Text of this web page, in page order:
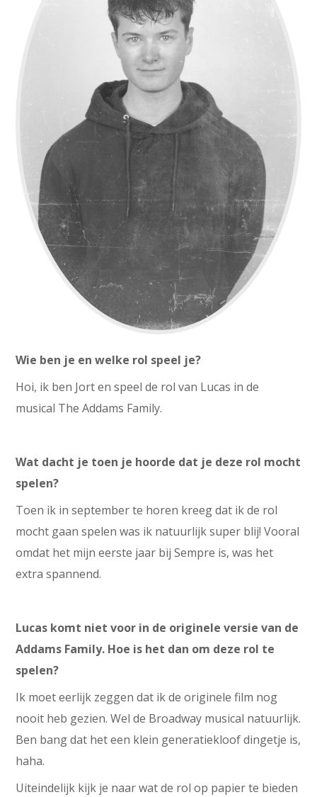
Wie ben je en welke rol speel je?
Hoi, ik ben Jort en speel de rol van Lucas in de
musical The Addams Family.
Wat dacht je toen je hoorde dat je deze rol mocht
spelen?
Toen ik in september te horen kreeg dat ik de rol
mocht gaan spelen was ik natuurlijk super blij! Vooral
omdat het mijn eerste jaar bij Sempre is, was het
extra spannend.
Lucas komt niet voor in de originele versie van de
Addams Family. Hoe is het dan om deze rol te
spelen?
Ik moet eerlijk zeggen dat ik de originele film nog
nooit heb gezien. Wel de Broadway musical natuurlijk.
Ben bang dat het een klein generatiekloof dingetje is,
haha.
Uiteindelijk kijk je naar wat de rol op papier te bieden